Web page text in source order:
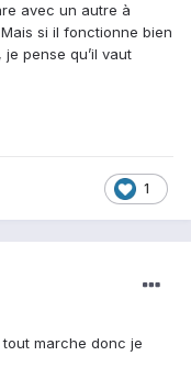
avec un autre à
si il fonctionne bien
pense qu’il vaut
1
marche donc je